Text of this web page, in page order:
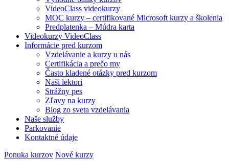
VideoClass videokurzy
MOC kurzy – certifikované Microsoft kurzy a školenia
Predplatenka – Múdra karta
Videokurzy VideoClass
Informácie pred kurzom
Vzdelávanie a kurzy u nás
Certifikácia a prečo my
Často kladené otázky pred kurzom
Naši lektori
Strážny pes
Zľavy na kurzy
Blog zo sveta vzdelávania
Naše služby
Parkovanie
Kontaktné údaje
Ponuka kurzov Nové kurzy